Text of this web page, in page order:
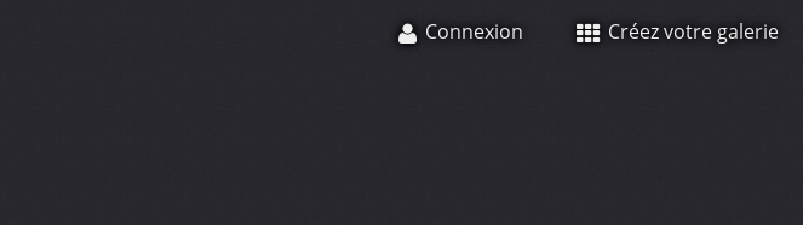
Connexion Créez votre galerie